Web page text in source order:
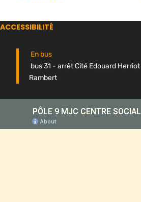
ACCESSIBILITÉ
En bus
bus 31 - arrêt Cité Edouard Herriot
Rambert